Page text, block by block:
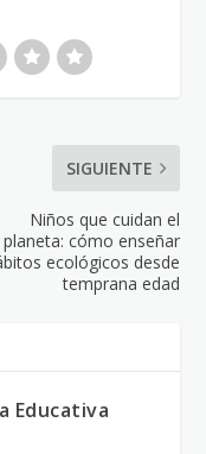
SIGUIENTE
Niños que cuidan el
planeta: cómo enseñar
ecológicos desde
temprana edad
Educativa